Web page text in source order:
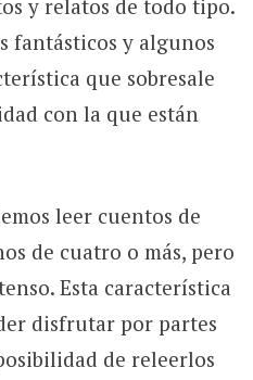
y relatos de todo tipo.
fantásticos y algunos
que sobresale
con la que están
leer cuentos de
de cuatro o más, pero
Esta característica
disfrutar por partes
de releerlos